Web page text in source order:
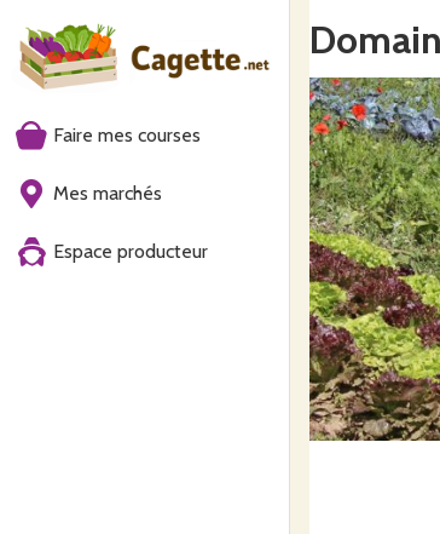
Faire mes courses
Mes marchés
Espace producteur